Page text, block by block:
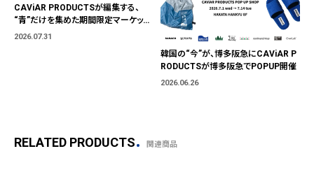
CAViAR PRODUCTSが編集する、
“青”だけを集めた期間限定マーケット
「BLUE MARKET」が横浜に。ブランド
2026.07.31
韓国の“今”が、博多阪急にCAViAR P
RODUCTSが博多阪急でPOPUP開催
2026.06.26
RELATED PRODUCTS 関連商品